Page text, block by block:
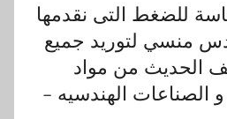
للضغط التى نقدمها
منسي لتوريد جميع
الحديث من مواد
و الصناعات الهندسيه –